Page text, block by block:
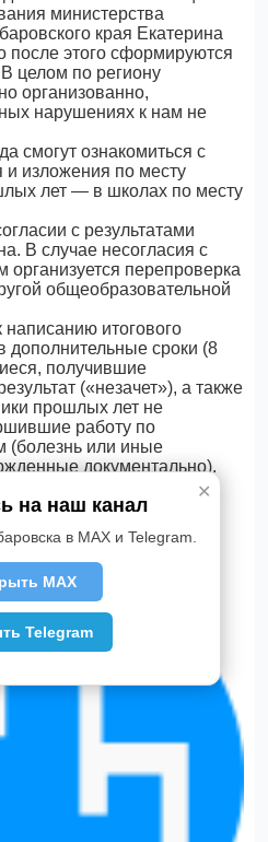
министерства
края Екатерина
после этого сформируются
целом по региону
организованно,
нарушениях к нам не
смогут ознакомиться с
и изложения по месту
лет — в школах по месту
с результатами
В случае несогласия с
организуется перепроверка
общеобразовательной
написанию итогового
дополнительные сроки (8
получившие
(«незачет»), а также
прошлых лет не
работу по
(болезнь или иные
документально).
итогового сочинения
сроки принимается
✕
на наш канал
в MAX и Telegram.
MAX
Telegram